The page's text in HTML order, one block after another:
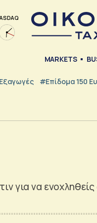
MARKETS
#Επίδομα 150
για να